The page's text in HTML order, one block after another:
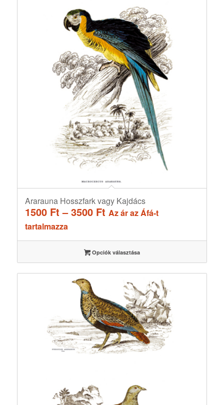
Ararauna Hosszfark vagy Kajdács
1500 Ft – 3500 FtÁrtartomány:
3500 Ft
Az ár az Áfá-t
tartalmazza
Opciók választása